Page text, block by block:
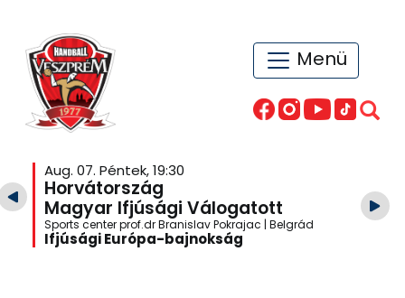
Menü
Aug. 07. Péntek, 19:30
Horvátország
Magyar Ifjúsági Válogatott
Sports center prof.dr Branislav Pokrajac | Belgrád
Ifjúsági Európa-bajnokság